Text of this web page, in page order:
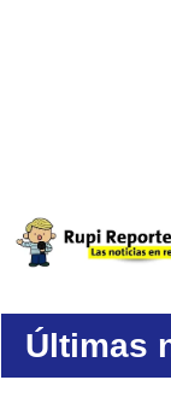
Últimas